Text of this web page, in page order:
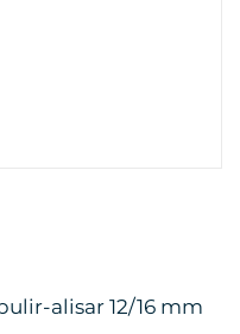
alisar 12/16 mm